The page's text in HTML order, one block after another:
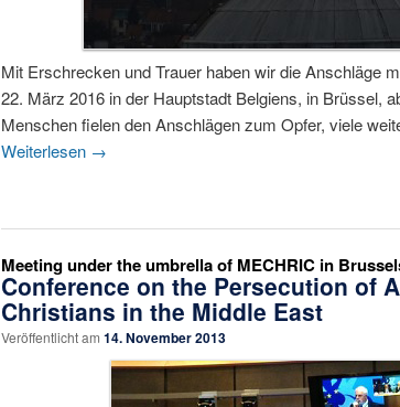
Mit Erschrecken und Trauer haben wir die Anschläge
22. März 2016 in der Hauptstadt Belgiens, in Brüssel,
Menschen fielen den Anschlägen zum Opfer, viele
Weiterlesen →
Meeting under the umbrella of MECHRIC in
Conference on the Persecution of
Christians in the Middle East
Veröffentlicht am 14. November 2013